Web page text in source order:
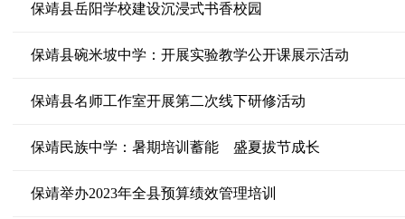
保靖县岳阳学校建设沉浸式书香校园
保靖县碗米坡中学：开展实验教学公开课展示活动
保靖县名师工作室开展第二次线下研修活动
保靖民族中学：暑期培训蓄能 盛夏拔节成长
保靖举办2023年全县预算绩效管理培训